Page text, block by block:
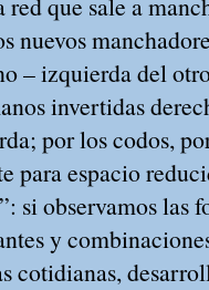
nuevos
– izquierda del
invertidas
por los codos,
para espacio
si observamos las
y
cotidianas,